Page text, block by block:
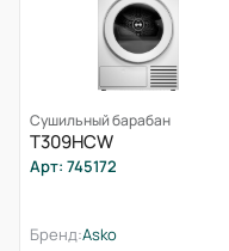
Сушильный барабан
T309HCW
Арт: 745172
Бренд:Asko